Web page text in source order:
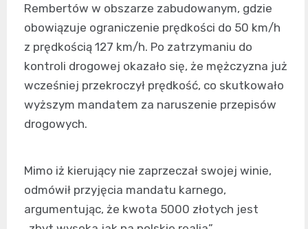
Rembertów w obszarze zabudowanym, gdzie
obowiązuje ograniczenie prędkości do 50 km/h
z prędkością 127 km/h. Po zatrzymaniu do
kontroli drogowej okazało się, że mężczyzna już
wcześniej przekroczył prędkość, co skutkowało
wyższym mandatem za naruszenie przepisów
drogowych.
Mimo iż kierujący nie zaprzeczał swojej winie,
odmówił przyjęcia mandatu karnego,
argumentując, że kwota 5000 złotych jest